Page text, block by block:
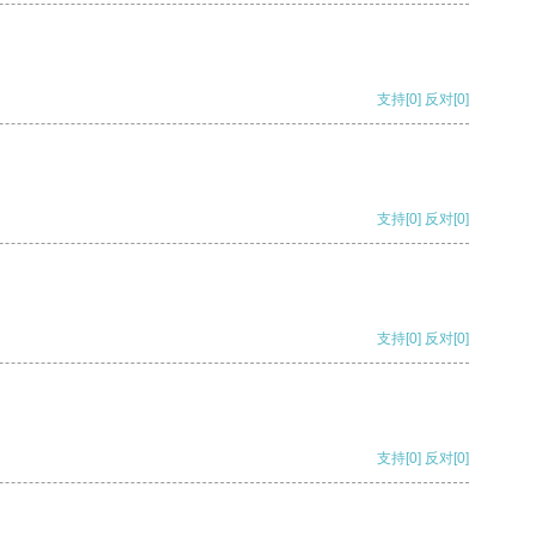
支持[0] 反对[0]
支持[0] 反对[0]
支持[0] 反对[0]
支持[0] 反对[0]